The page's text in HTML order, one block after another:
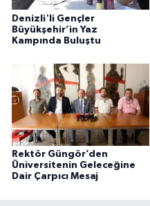
Denizli'li Gençler
Büyükşehir’in Yaz
Kampında Buluştu
Rektör Güngör’den
Üniversitenin Geleceğine
Dair Çarpıcı Mesaj